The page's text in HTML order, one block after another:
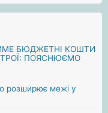
БЮДЖЕТНІ КОШТИ
ПОЯСНЮЄМО
розширює межі у